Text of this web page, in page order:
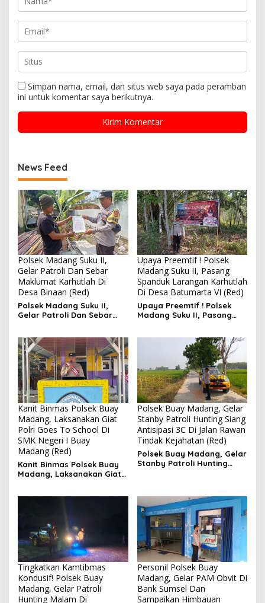
Simpan nama, email, dan situs web saya pada peramban
ini untuk komentar saya berikutnya.
News Feed
Polsek Madang Suku II,
Gelar Patroli Dan Sebar
Maklumat Karhutlah Di
Desa Binaan (Red)
Polsek Madang Suku II,
Gelar Patroli Dan Sebar
Upaya Preemtif ! Polsek
Madang Suku II, Pasang
Spanduk Larangan Karhutlah
Di Desa Batumarta VI (Red)
Upaya Preemtif ! Polsek
Madang Suku II, Pasang
Batumarta VI
Kanit Binmas Polsek Buay
Madang, Laksanakan Giat
Polri Goes To School Di
SMK Negeri I Buay
Madang (Red)
Kanit Binmas Polsek Buay
Madang, Laksanakan Giat
Polsek Buay Madang, Gelar
Stanby Patroli Hunting Siang
Antisipasi 3C Di Jalan Rawan
Tindak Kejahatan (Red)
Polsek Buay Madang, Gelar
Stanby Patroli Hunting
Tingkatkan Kamtibmas
Kondusif! Polsek Buay
Madang, Gelar Patroli
Hunting Malam Di
Personil Polsek Buay
Madang, Gelar PAM Obvit Di
Bank Sumsel Dan
Sampaikan Himbauan